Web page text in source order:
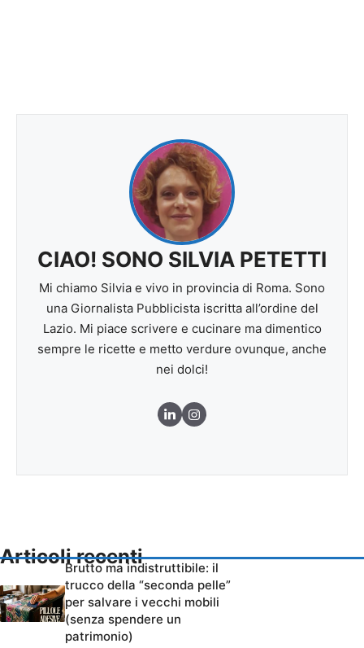
CIAO! SONO SILVIA PETETTI
Mi chiamo Silvia e vivo in provincia di Roma. Sono
una Giornalista Pubblicista iscritta all’ordine del
Lazio. Mi piace scrivere e cucinare ma dimentico
sempre le ricette e metto verdure ovunque, anche
nei dolci!
Articoli recenti
Brutto ma indistruttibile: il
trucco della “seconda pelle”
per salvare i vecchi mobili
(senza spendere un
patrimonio)